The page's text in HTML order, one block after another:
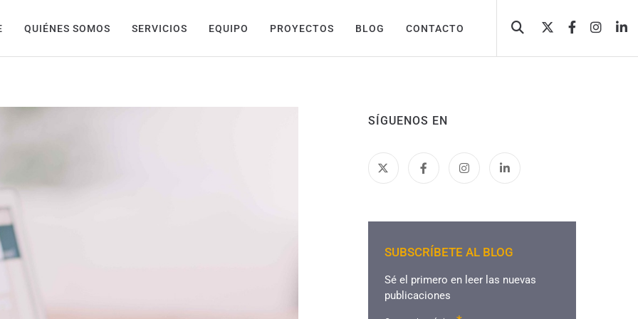
QUIÉNES SOMOS SERVICIOS EQUIPO PROYECTOS BLOG CONTACTO
SÍGUENOS EN
SUBSCRÍBETE AL BLOG
Sé el primero en leer las nuevas
publicaciones